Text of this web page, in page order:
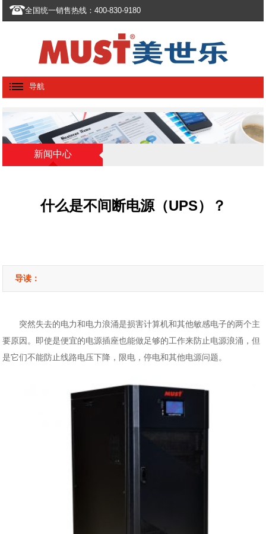
全国统一销售热线：400-830-9180
导航
新闻中心
什么是不间断电源（UPS）？
导读：
突然失去的电力和电力浪涌是损害计算机和其他敏感电子的两个主
要原因。即使是便宜的电源插座也能做足够的工作来防止电源浪涌，但
是它们不能防止线路电压下降，限电，停电和其他电源问题。